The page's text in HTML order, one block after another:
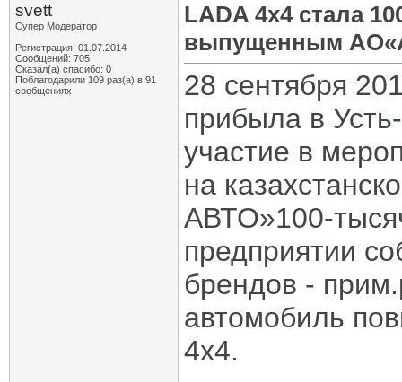
svett
Супер Модератор
Регистрация: 01.07.2014
Сообщений: 705
Сказал(а) спасибо: 0
Поблагодарили 109 раз(а) в 91
сообщениях
LADA 4x4 стала
выпущенным
28 сентября
прибыла в
участие в
на
АВТО»100-
предприятии
брендов -
автомобиль
4x4.